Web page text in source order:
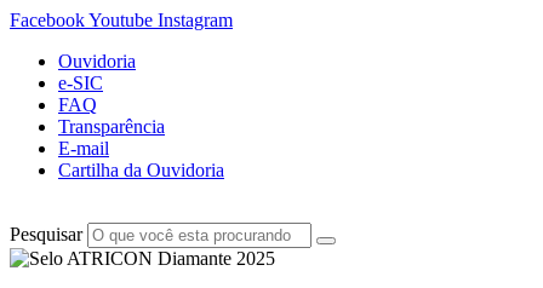
FacebookYoutube Instagram
Ouvidoria
e-SIC
FAQ
Transparência
E-mail
Cartilha da Ouvidoria
Pesquisar